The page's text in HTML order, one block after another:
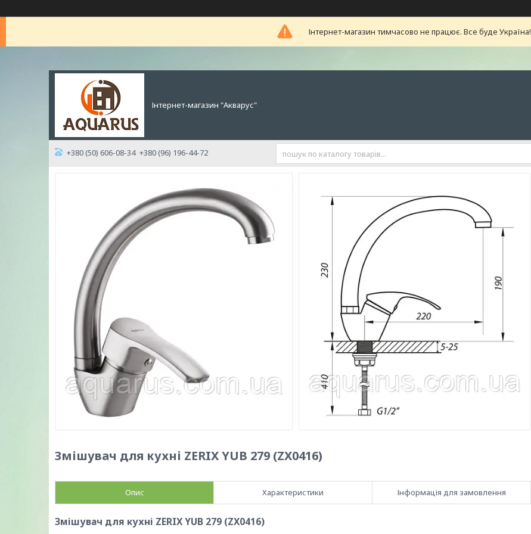
Інтернет-магазин тимчасово не працює. Все буде Україна!
Інтернет-магазин "Акварус"
+380 (50) 606-08-34 +380 (96) 196-44-72
Змішувач для кухні ZERIX YUB 279 (ZX0416)
Опис Характеристики Інформація для замовлення
Змішувач для кухні ZERIX YUB 279 (ZX0416)